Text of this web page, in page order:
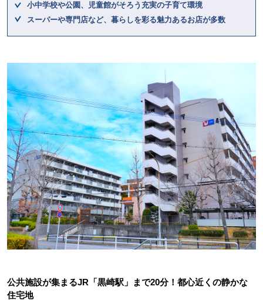
小中学校や公園、児童館がそろう充実の子育て環境
スーパーや専門店など、暮らしを彩る魅力あるお店が多数
公共施設が集まるJR「黒崎駅」まで20分！都心近くの静かな
住宅地